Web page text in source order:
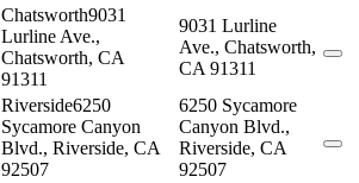
Chatsworth9031
Lurline Ave.,
Chatsworth, CA
91311
9031 Lurline
Ave., Chatsworth,
CA 91311
Riverside6250
Sycamore Canyon
Blvd., Riverside, CA
92507
6250 Sycamore
Canyon Blvd.,
Riverside, CA
92507